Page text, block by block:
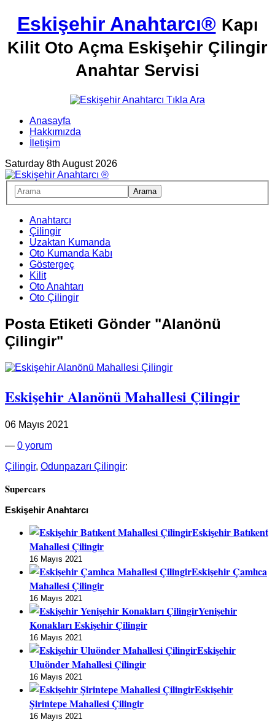
Eskişehir Anahtarcı® Kapı
Kilit Oto Açma Eskişehir Çilingir
Anahtar Servisi
Anasayfa
Hakkımızda
İletişim
Saturday 8th August 2026
Anahtarcı
Çilingir
Uzaktan Kumanda
Oto Kumanda Kabı
Göstergeç
Kilit
Oto Anahtarı
Oto Çilingir
Posta Etiketi Gönder "Alanönü
Çilingir"
Eskişehir Alanönü Mahallesi Çilingir
06 Mayıs 2021
— 0 yorum
Çilingir, Odunpazarı Çilingir:
Supercars
Eskişehir Anahtarcı
Eskişehir Batıkent
Mahallesi Çilingir
16 Mayıs 2021
Eskişehir Çamlıca
Mahallesi Çilingir
16 Mayıs 2021
Yenişehir
Konakları Eskişehir Çilingir
16 Mayıs 2021
Eskişehir
Uluönder Mahallesi Çilingir
16 Mayıs 2021
Eskişehir
Şirintepe Mahallesi Çilingir
16 Mayıs 2021